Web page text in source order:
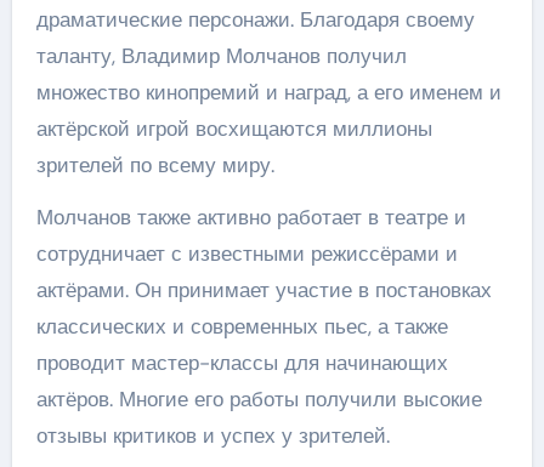
драматические персонажи. Благодаря своему
таланту, Владимир Молчанов получил
множество кинопремий и наград, а его именем и
актёрской игрой восхищаются миллионы
зрителей по всему миру.
Молчанов также активно работает в театре и
сотрудничает с известными режиссёрами и
актёрами. Он принимает участие в постановках
классических и современных пьес, а также
проводит мастер-классы для начинающих
актёров. Многие его работы получили высокие
отзывы критиков и успех у зрителей.